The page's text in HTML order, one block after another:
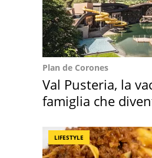
Plan de Corones
Val Pusteria, la
famiglia che
LIFESTYLE